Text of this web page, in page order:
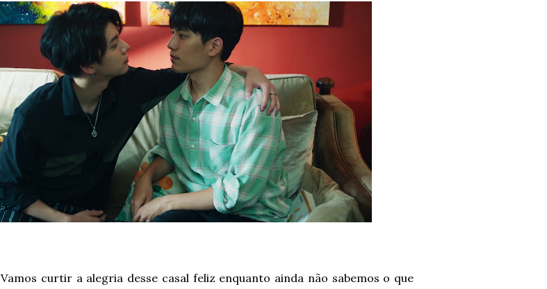
Vamos curtir a alegria desse casal feliz enquanto ainda não sabemos o que